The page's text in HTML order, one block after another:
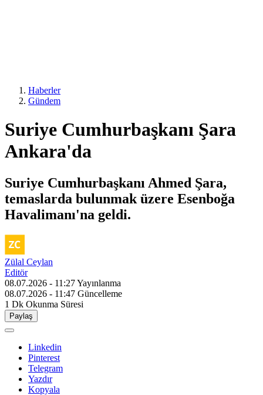
Haberler
Gündem
Suriye Cumhurbaşkanı Şara
Ankara'da
Suriye Cumhurbaşkanı Ahmed Şara,
temaslarda bulunmak üzere Esenboğa
Havalimanı'na geldi.
Zülal Ceylan
Editör
08.07.2026 - 11:27Yayınlanma
08.07.2026 - 11:47 Güncelleme
1 Dk Okunma Süresi
Paylaş
Linkedin
Pinterest
Telegram
Yazdır
Kopyala